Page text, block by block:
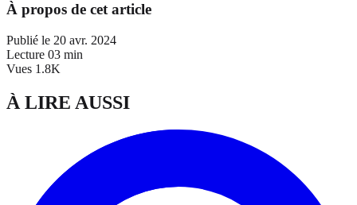
À propos de cet article
Publié le 20 avr. 2024
Lecture 03 min
Vues 1.8K
À LIRE AUSSI